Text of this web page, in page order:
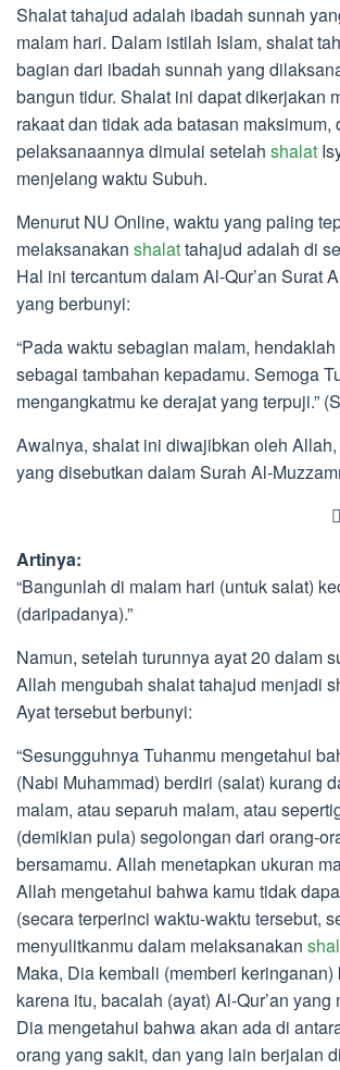
Shalat tahajud adalah ibadah sunnah
malam hari. Dalam istilah Islam, shalat
bagian dari ibadah sunnah yang
bangun tidur. Shalat ini dapat dikerjakan
rakaat dan tidak ada batasan maksimum,
pelaksanaannya dimulai setelah shalat
menjelang waktu Subuh.
Menurut NU Online, waktu yang paling
melaksanakan shalattahajud adalah di
Hal ini tercantum dalam Al-Qur’an Surat
yang berbunyi:
“Pada waktu sebagian malam,
sebagai tambahan kepadamu. Semoga
mengangkatmu ke derajat yang terpuji.”
Awalnya, shalat ini diwajibkan oleh
yang disebutkan dalam Surah Al-
Artinya:
“Bangunlah di malam hari (untuk salat)
(daripadanya).”
Namun, setelah turunnya ayat 20 dalam
Allah mengubah shalat tahajud menjadi
Ayat tersebut berbunyi:
“Sesungguhnya Tuhanmu mengetahui
(Nabi Muhammad) berdiri (salat) kurang
malam, atau separuh malam, atau
(demikian pula) segolongan dari orang-
bersamamu. Allah menetapkan ukuran
Allah mengetahui bahwa kamu tidak
(secara terperinci waktu-waktu tersebut,
menyulitkanmu dalam melaksanakan
Maka, Dia kembali (memberi keringanan)
karena itu, bacalah (ayat) Al-Qur’an yang
Dia mengetahui bahwa akan ada di
orang yang sakit, dan yang lain berjalan